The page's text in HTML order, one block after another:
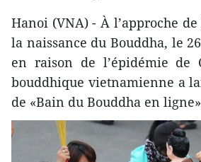
Hanoi (VNA) - À l’approche
la naissance du Bouddha, le
en raison de l’épidémie de
bouddhique vietnamienne a
de «Bain du Bouddha en